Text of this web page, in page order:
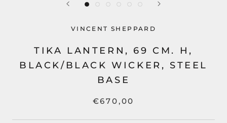
VINCENT SHEPPARD
TIKA LANTERN, 69 CM. H,
BLACK/BLACK WICKER, STEEL
BASE
€670,00